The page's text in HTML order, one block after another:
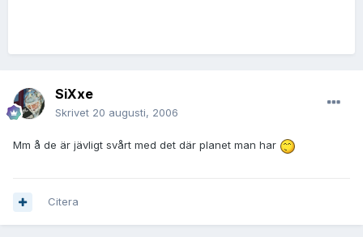
SiXxe
Skrivet 20 augusti, 2006
Mm å de är jävligt svårt med det där planet man har
Citera